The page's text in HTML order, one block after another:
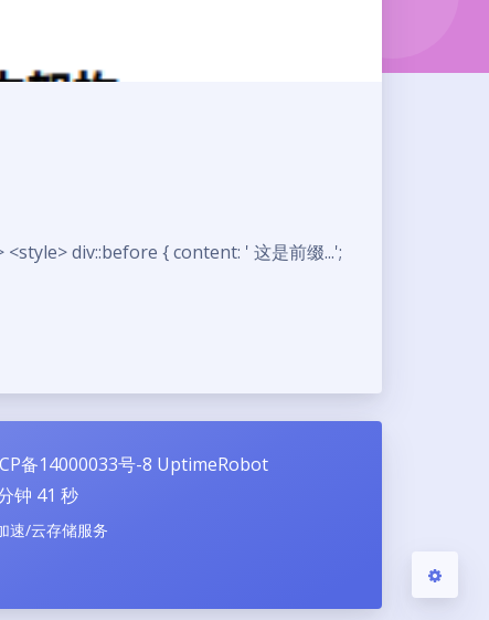
夜间模式
关闭 日落 暗化 灰度
div::before { content: ' 这是前缀...';
备14000033号-8 UptimeRobot
钟 42 秒
速/云存储服务